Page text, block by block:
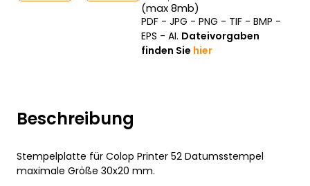
Beschreibung
Stempelplatte für Colop Printer 52 Datumsstempel
maximale Größe 30x20 mm.
(max 8mb)
PDF - JPG - PNG - TIF - BMP -
EPS - AI. Dateivorgaben
finden Sie hier